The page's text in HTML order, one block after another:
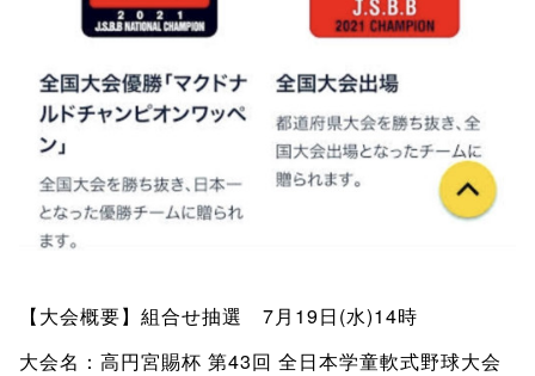
【大会概要】組合せ抽選 7月19日(水)14時
大会名：高円宮賜杯 第43回 全日本学童軟式野球大会